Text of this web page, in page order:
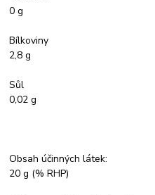
0 g
Bílkoviny
2,8 g
Sůl
0,02 g
Obsah účinných látek:
20 g (% RHP)